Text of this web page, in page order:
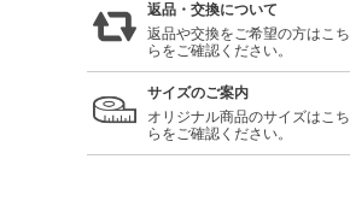
返品・交換について
返品や交換をご希望の方はこち
らをご確認ください。
サイズのご案内
オリジナル商品のサイズはこち
らをご確認ください。